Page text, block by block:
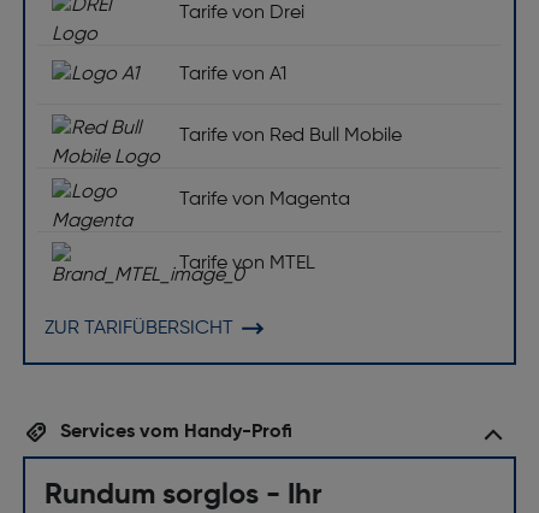
Tarife von Drei
Tarife von A1
Tarife von Red Bull Mobile
Tarife von Magenta
Tarife von MTEL
ZUR TARIFÜBERSICHT
Services vom Handy-Profi
Rundum sorglos - Ihr